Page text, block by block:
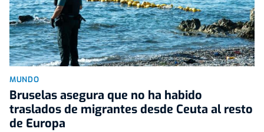
MUNDO
Bruselas asegura que no ha habido
traslados de migrantes desde Ceuta al resto
de Europa